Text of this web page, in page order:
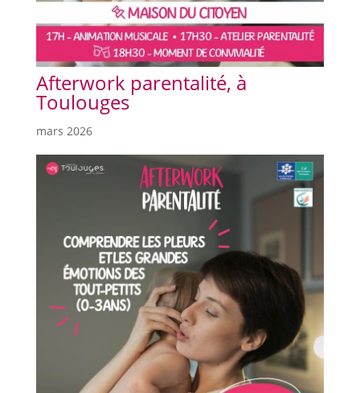
Afterwork parentalité, à
Toulouges
mars 2026